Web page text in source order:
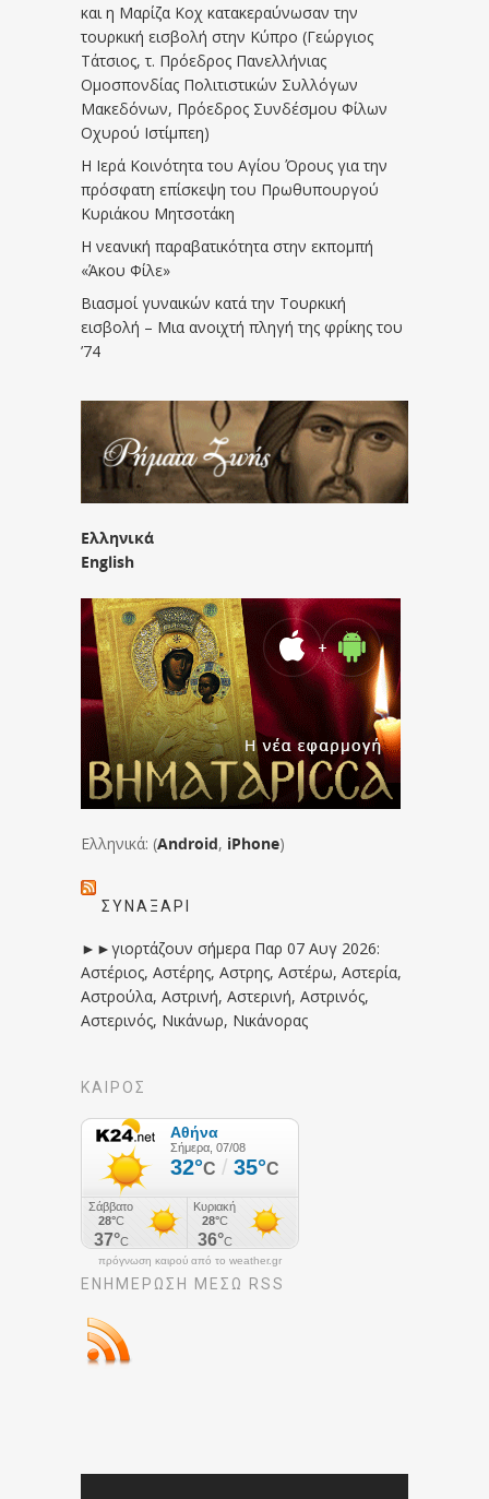
και η Μαρίζα Κοχ κατακεραύνωσαν την
τουρκική εισβολή στην Κύπρο (Γεώργιος
Τάτσιος, τ. Πρόεδρος Πανελλήνιας
Ομοσπονδίας Πολιτιστικών Συλλόγων
Μακεδόνων, Πρόεδρος Συνδέσμου Φίλων
Οχυρού Ιστίμπεη)
Η Ιερά Κοινότητα του Αγίου Όρους για την
πρόσφατη επίσκεψη του Πρωθυπουργού
Κυριάκου Μητσοτάκη
Η νεανική παραβατικότητα στην εκπομπή
«Άκου Φίλε»
Βιασμοί γυναικών κατά την Τουρκική
εισβολή – Μια ανοιχτή πληγή της φρίκης του
’74
Ελληνικά
English
Ελληνικά: (Android, iPhone)
ΣΥΝΑΞΆΡΙ
►►γιορτάζουν σήμερα Παρ 07 Αυγ 2026:
Αστέριος, Αστέρης, Αστρης, Αστέρω, Αστερία,
Αστρούλα, Αστρινή, Αστερινή, Αστρινός,
Αστερινός, Νικάνωρ, Νικάνορας
ΚΑΙΡΟΣ
πρόγνωση καιρού από το weather.gr
ΕΝΗΜΈΡΩΣΉ ΜΕΣΩ RSS